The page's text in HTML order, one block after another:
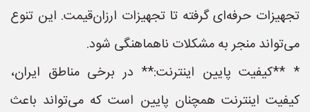
تجهیزات حرفه‌ای گرفته تا تجهیزات ارزان‌قیمت. این تنوع
می‌تواند منجر به مشکلات ناهماهنگی شود.
* **کیفیت پایین اینترنت:** در برخی مناطق ایران،
کیفیت اینترنت همچنان پایین است که می‌تواند باعث